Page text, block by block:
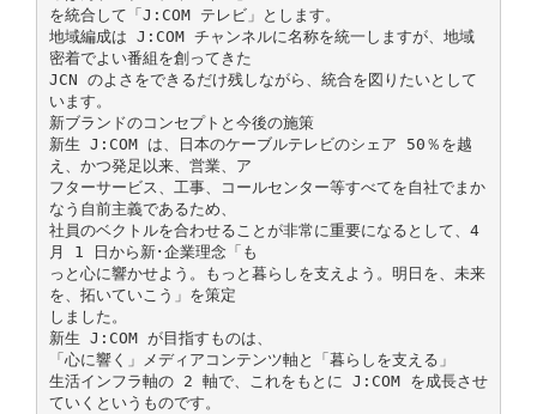
を統合して「J:COM テレビ」とします。
地域編成は J:COM チャンネルに名称を統一しますが、地域
密着でよい番組を創ってきた
JCN のよさをできるだけ残しながら、統合を図りたいとして
います。
新ブランドのコンセプトと今後の施策
新生 J:COM は、日本のケーブルテレビのシェア 50％を越
え、かつ発足以来、営業、ア
フターサービス、工事、コールセンター等すべてを自社でまか
なう自前主義であるため、
社員のベクトルを合わせることが非常に重要になるとして、4
月 1 日から新･企業理念「も
っと心に響かせよう。もっと暮らしを支えよう。明日を、未来
を、拓いていこう」を策定
しました。
新生 J:COM が目指すものは、
「心に響く」メディアコンテンツ軸と「暮らしを支える」
生活インフラ軸の 2 軸で、これをもとに J:COM を成長させ
ていくというものです。